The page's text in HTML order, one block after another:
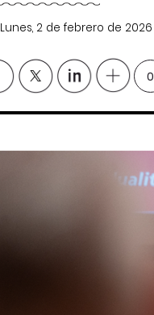
Lunes, 2 de febrero de 2026
0